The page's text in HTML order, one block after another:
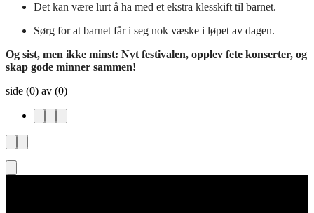
Det kan være lurt å ha med et ekstra klesskift til barnet.
Sørg for at barnet får i seg nok væske i løpet av dagen.
Og sist, men ikke minst: Nyt festivalen, opplev fete konserter, og
skap gode minner sammen!
side (0) av (0)